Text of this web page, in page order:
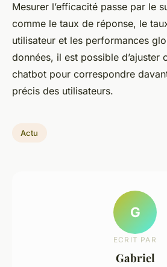
Mesurer l’efficacité passe par le
comme le taux de réponse, le
utilisateur et les performances
données, il est possible d’ajuster
chatbot pour correspondre
précis des utilisateurs.
Actu
G
ECRIT PAR
Gabriel